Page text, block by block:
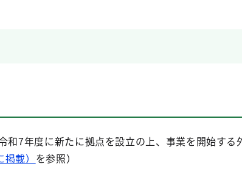
和7年度に新たに拠点を設立の上、事業を開始する
載） を参照）